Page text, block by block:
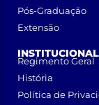
Pós-Graduação
Extensão
INSTITUCIONAL
Regimento Geral
História
Política de